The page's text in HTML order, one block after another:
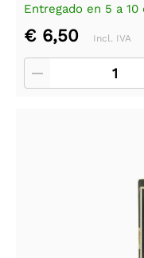
Entregado en 5 a 10
€ 6,50 Incl. IVA